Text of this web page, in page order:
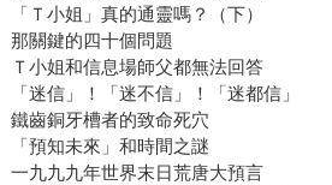
「Ｔ小姐」真的通靈嗎？（下）
那關鍵的四十個問題
Ｔ小姐和信息場師父都無法回答
「迷信」！「迷不信」！「迷都信」
鐵齒銅牙槽者的致命死穴
「預知未來」和時間之謎
一九九九年世界末日荒唐大預言